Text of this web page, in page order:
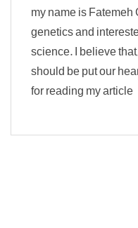
my name is Fatemeh
genetics and
science. I believe
should be put our
for reading my article